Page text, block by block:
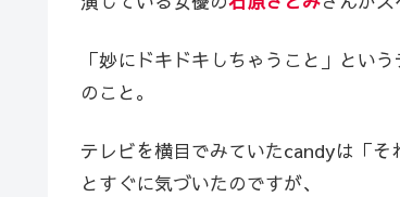
「妙にドキドキしちゃうこと」とい
のこと。
テレビを横目でみていたcandyは「そ
とすぐに気づいたのですが、